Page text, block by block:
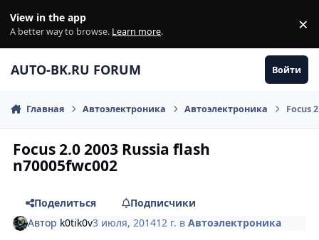
View in the app
A better way to browse. Learn more. ×
AUTO-BK.RU FORUM Войти
Главная Автоэлектроника Автоэлектроника Focus
Focus 2.0 2003 Russia flash
n70005fwc002
Поделиться
Подписчики
Автор k0tik0v3 июля, 201412 г. вАвтоэлектроника